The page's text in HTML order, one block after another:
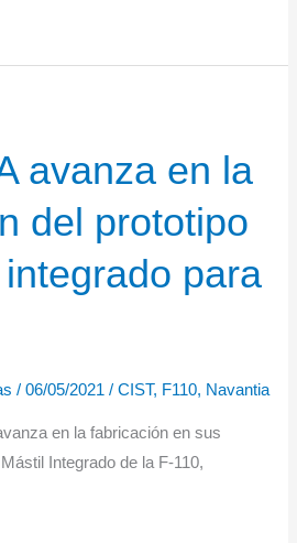
avanza en la
del prototipo
para
/06/05/2021/CIST, F110, Navantia
en la fabricación en sus
Integrado de la F-110,